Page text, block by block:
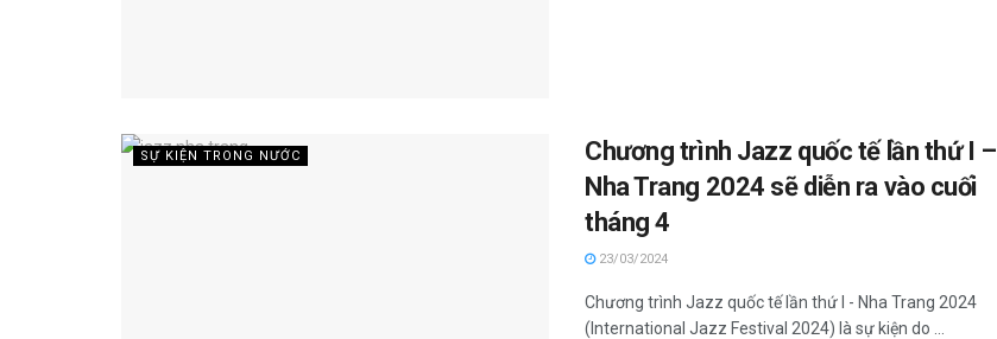
SỰ KIỆN TRONG NƯỚC
Chương trình Jazz quốc tế lần thứ I –
Nha Trang 2024 sẽ diễn ra vào cuối
tháng 4
23/03/2024
Chương trình Jazz quốc tế lần thứ I - Nha Trang 2024
(International Jazz Festival 2024) là sự kiện do ...